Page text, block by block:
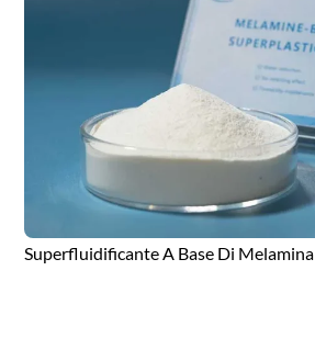
Superfluidificante A Base Di Melamina